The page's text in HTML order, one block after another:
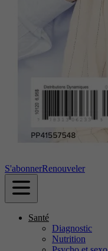
S'abonnerRenouveler
Santé
Diagnostic
Nutrition